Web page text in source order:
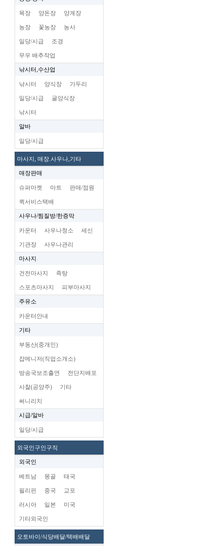
목장 양돈장 양계장
농장 꽃농장 농사
일당/시급 조경
무우 배추작업
낚시터,수산업
낚시터 양식장 가두리
일당/시급 굴양식장
낚시터
알바
일당/시급
마사지, 매장.사우나,기타
매장판매
슈퍼마켓 마트 판매/점원
퀵서비스택배
사우나/찜질방/한증막
카운터 사우나청소 세신
기관장 사우나관리
마사지
건전마사지 족탕
스포츠마사지 피부마사지
주유소
카운터안내
기타
부동산(중개인)
잡메니저(직업소개소)
방송국보조출연 전단지배포
사찰(공양주) 기타
써니리치
시급/알바
일당/시급
외국인구인구직
외국인
베트남 몽골 태국
필리핀 중국 교포
러시아 일본 미국
기타외국인
오토바이/식당배달/택배배달